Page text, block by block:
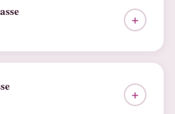
+
+